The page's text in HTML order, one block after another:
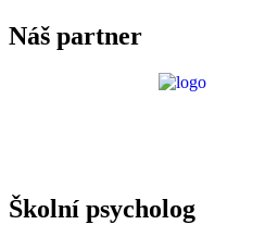
Náš partner
Školní psycholog